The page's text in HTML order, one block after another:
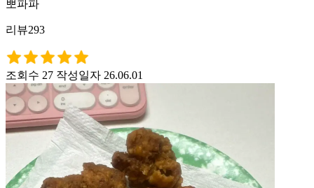
뽀파파
리뷰293
조회수 27 작성일자 26.06.01